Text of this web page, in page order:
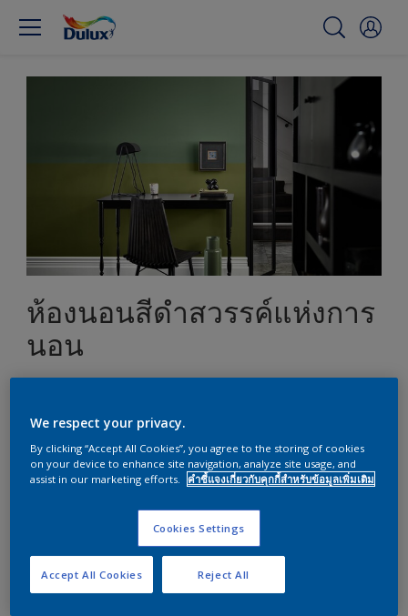
ห้องนอนสีดำสวรรค์แห่งการ
นอน
ของทุกๆคน ดังนั้นการตกแต่งและจัดห้องนอนให้น่าอยู่
และน่านอนจึงเป็นเรื่องสำคัญเพราะห้องนอนจะเป็นที่
ชาร์จแบตของคุณในทุกๆคืนเพื่อช่วยให้คุณรีเฟรชตัวเอง
We respect your privacy.
By clicking “Accept All Cookies”, you agree to the storing of cookies
on your device to enhance site navigation, analyze site usage, and
assist in our marketing efforts.
คำชี้แจงเกี่ยวกับคุกกี้สำหรับข้อมูลเพิ่มเติม
Cookies Settings
Reject All
Accept All Cookies